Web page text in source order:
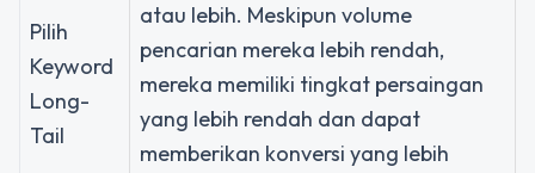
Pilih
Keyword
Long-
Tail
atau lebih. Meskipun volume
pencarian mereka lebih rendah,
mereka memiliki tingkat persaingan
yang lebih rendah dan dapat
memberikan konversi yang lebih